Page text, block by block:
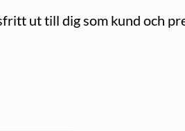
ut till dig som kund och